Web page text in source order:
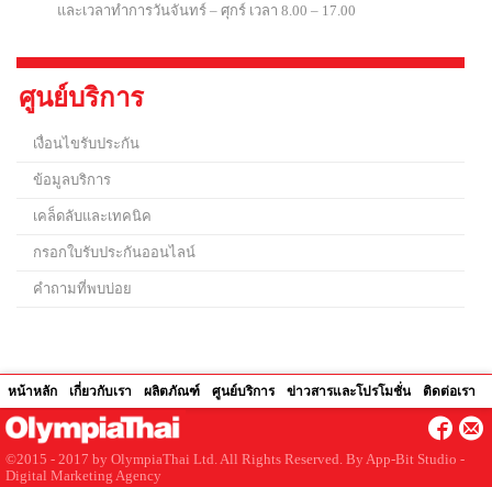
และเวลาทำการวันจันทร์ – ศุกร์ เวลา 8.00 – 17.00
ศูนย์บริการ
เงื่อนไขรับประกัน
ข้อมูลบริการ
เคล็ดลับและเทคนิค
กรอกใบรับประกันออนไลน์
คำถามที่พบบ่อย
หน้าหลัก เกี่ยวกับเรา ผลิตภัณฑ์ ศูนย์บริการ ข่าวสารและโปรโมชั่น ติดต่อเรา
©2015 - 2017 by OlympiaThai Ltd. All Rights Reserved. By App-Bit Studio -
Digital Marketing Agency